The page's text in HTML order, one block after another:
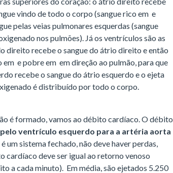
vindo de todo o corpo (sangue rico em e
pelas veias pulmonares esquerdas (sangue
nos pulmões). Já os ventrículos são as
direito recebe o sangue do átrio direito e então
e pobre em em direção ao pulmão, para que
recebe o sangue do átrio esquerdo e o ejeta
é distribuído por todo o corpo.
é formado, vamos ao débito cardíaco. O débito
ventrículo esquerdo para a artéria aorta
um sistema fechado, não deve haver perdas,
cardíaco deve ser igual ao retorno venoso
a cada minuto). Em média, são ejetados 5.250